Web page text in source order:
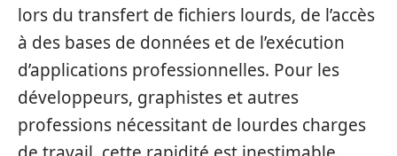
lors du transfert de fichiers lourds, de l’accès
à des bases de données et de l’exécution
d’applications professionnelles. Pour les
développeurs, graphistes et autres
professions nécessitant de lourdes charges